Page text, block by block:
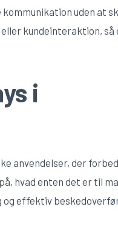
uden at
kundeinteraktion, så
i
anvendelser, der
hvad enten det er til
og effektiv